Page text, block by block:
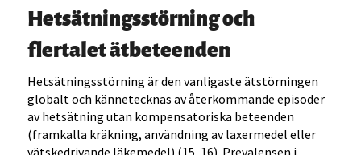
Hetsätningsstörning och
flertalet ätbeteenden
Hetsätningsstörning är den vanligaste ätstörningen
globalt och kännetecknas av återkommande episoder
av hetsätning utan kompensatoriska beteenden
(framkalla kräkning, användning av laxermedel eller